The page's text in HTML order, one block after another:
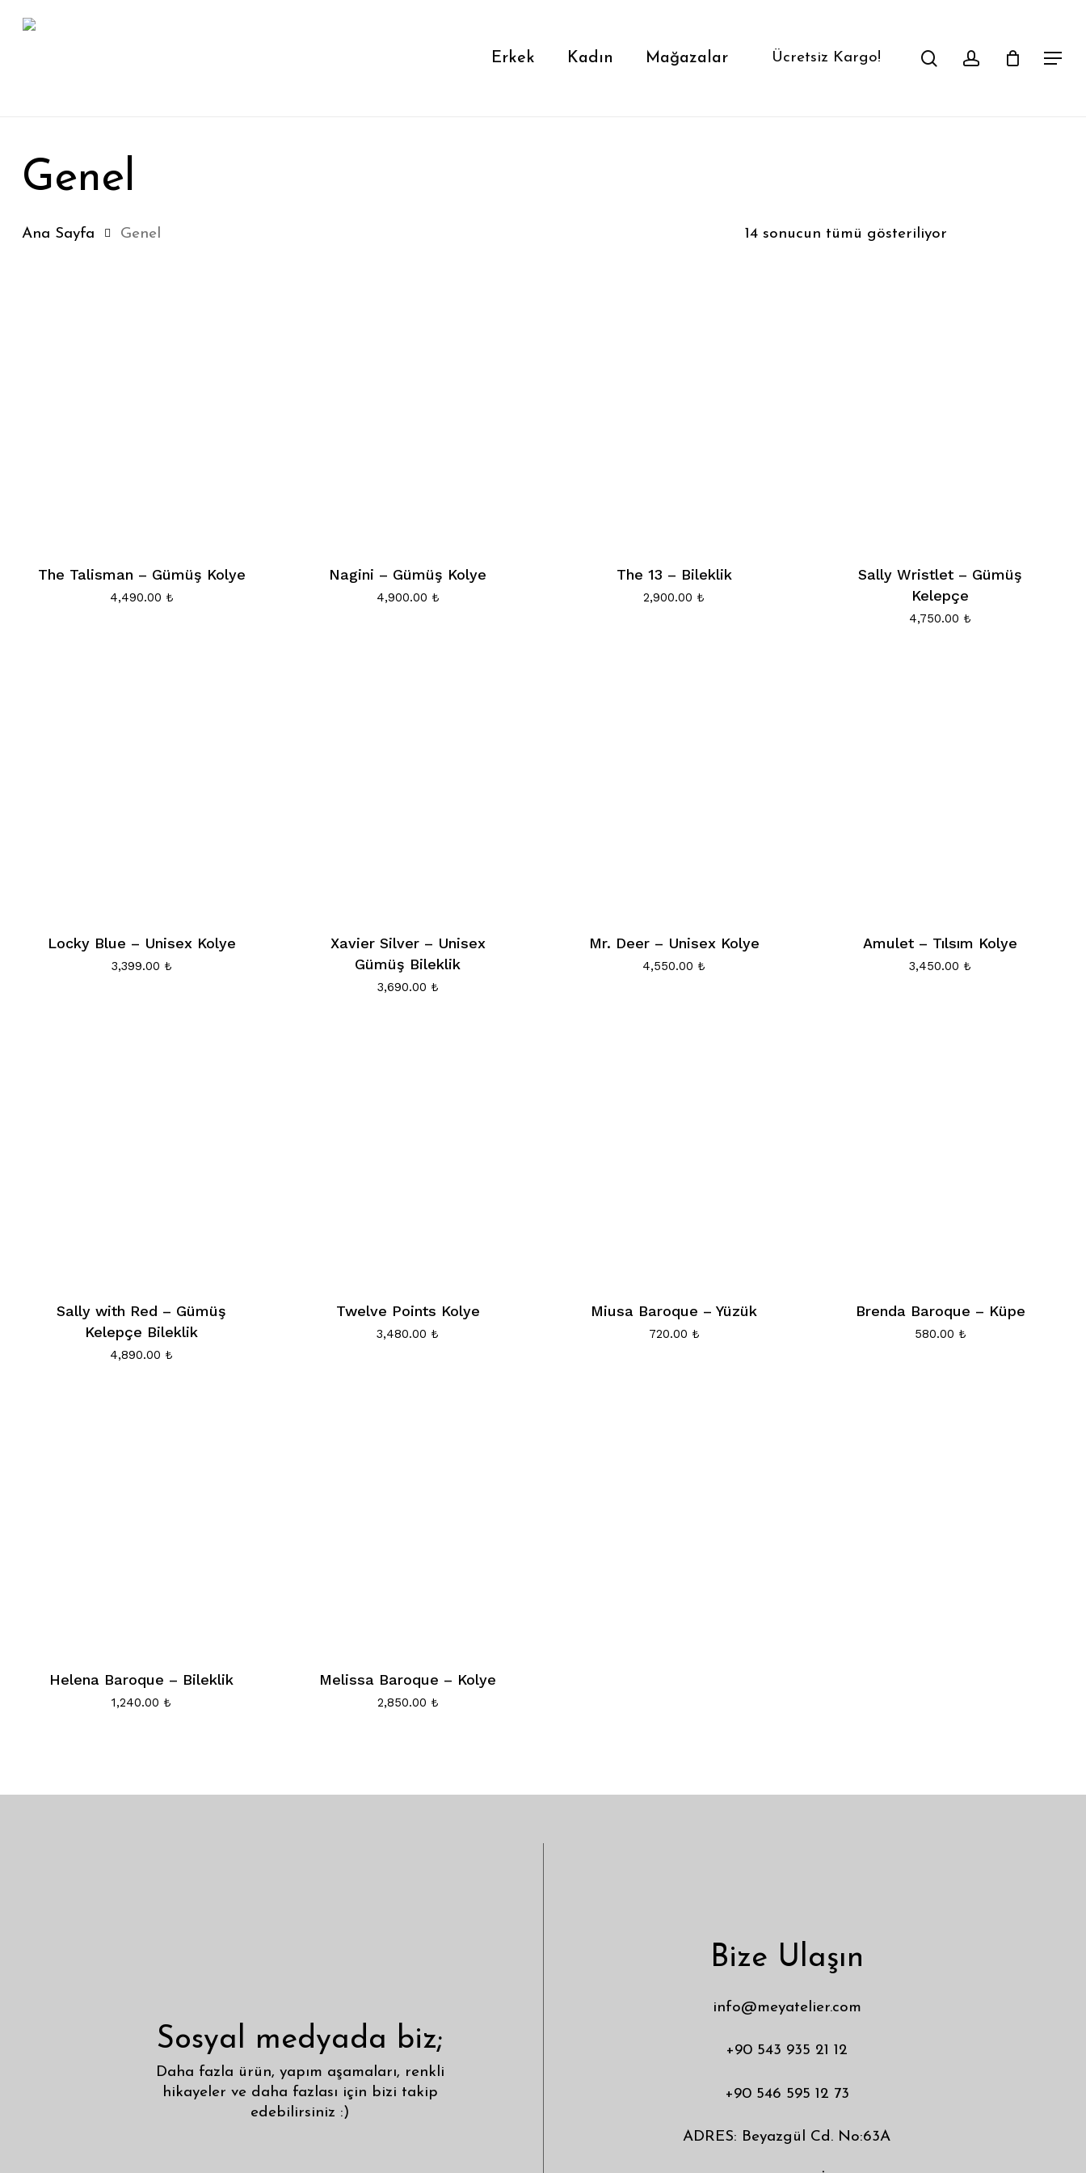
Erkek Kadın Mağazalar Ücretsiz Kargo! searchaccount Menu
Cart
Genel
14 sonucun tümü gösteriliyor
Ana Sayfa Genel
The Talisman – Gümüş Kolye
4,490.00 ₺
Nagini – Gümüş Kolye
4,900.00 ₺
The 13 – Bileklik
2,900.00 ₺
Sally Wristlet – Gümüş
Kelepçe
4,750.00 ₺
Locky Blue – Unisex Kolye
3,399.00 ₺
Xavier Silver – Unisex
Gümüş Bileklik
3,690.00 ₺
Mr. Deer – Unisex Kolye
4,550.00 ₺
Amulet – Tılsım Kolye
3,450.00 ₺
Sally with Red – Gümüş
Kelepçe Bileklik
4,890.00 ₺
Twelve Points Kolye
3,480.00 ₺
Miusa Baroque – Yüzük
720.00 ₺
Brenda Baroque – Küpe
580.00 ₺
Helena Baroque – Bileklik
1,240.00 ₺
Melissa Baroque – Kolye
2,850.00 ₺
Sosyal medyada biz;
Daha fazla ürün, yapım aşamaları, renkli
hikayeler ve daha fazlası için bizi takip
edebilirsiniz :)
Bize Ulaşın
info@meyatelier.com
+90 543 935 21 12
+90 546 595 12 73
ADRES: Beyazgül Cd. No:63A